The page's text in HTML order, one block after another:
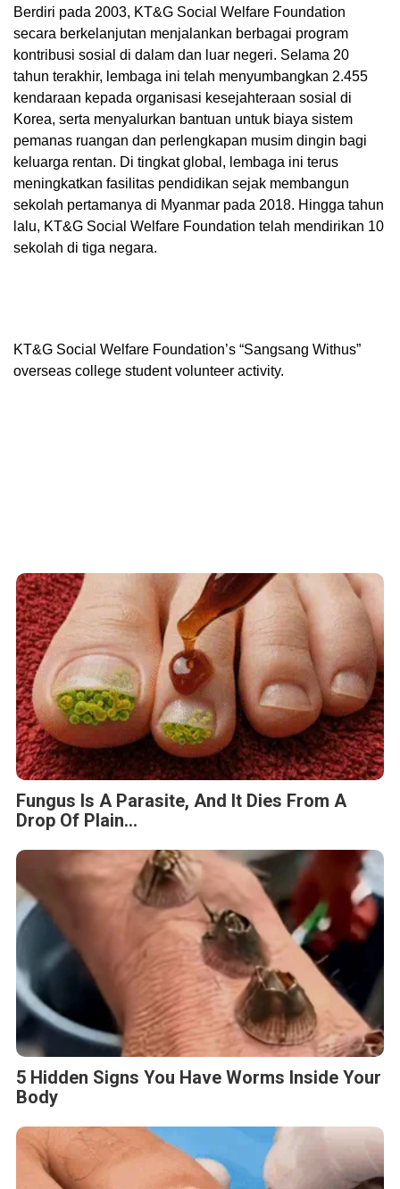
Berdiri pada 2003, KT&G Social Welfare Foundation
secara berkelanjutan menjalankan berbagai program
kontribusi sosial di dalam dan luar negeri. Selama 20
tahun terakhir, lembaga ini telah menyumbangkan 2.455
kendaraan kepada organisasi kesejahteraan sosial di
Korea, serta menyalurkan bantuan untuk biaya sistem
pemanas ruangan dan perlengkapan musim dingin bagi
keluarga rentan. Di tingkat global, lembaga ini terus
meningkatkan fasilitas pendidikan sejak membangun
sekolah pertamanya di Myanmar pada 2018. Hingga tahun
lalu, KT&G Social Welfare Foundation telah mendirikan 10
sekolah di tiga negara.
KT&G Social Welfare Foundation’s “Sangsang Withus”
overseas college student volunteer activity.
Fungus Is A Parasite, And It Dies From A
Drop Of Plain...
5 Hidden Signs You Have Worms Inside Your
Body